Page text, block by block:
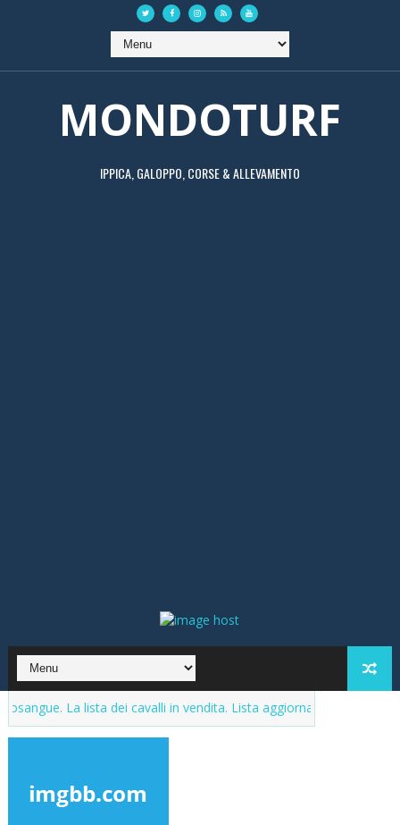
MONDOTURF
IPPICA, GALOPPO, CORSE & ALLEVAMENTO
lista dei cavalli in vendita. Lista aggiornata al 21 Dicembre 2023